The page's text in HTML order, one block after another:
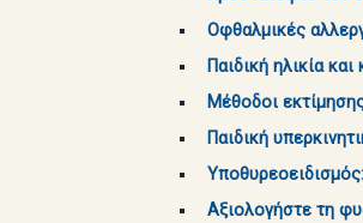
Οφθαλμικές
Παιδική ηλικία
Μέθοδοι
Παιδική
Αξιολογήστε τη